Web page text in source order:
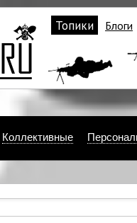
Топики Блоги
Коллективные